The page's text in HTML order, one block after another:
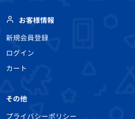
お客様情報
新規会員登録
ログイン
カート
その他
プライバシーポリシー